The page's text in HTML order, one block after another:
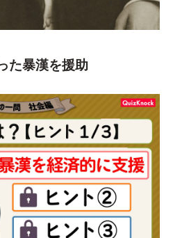
た暴漢を援助